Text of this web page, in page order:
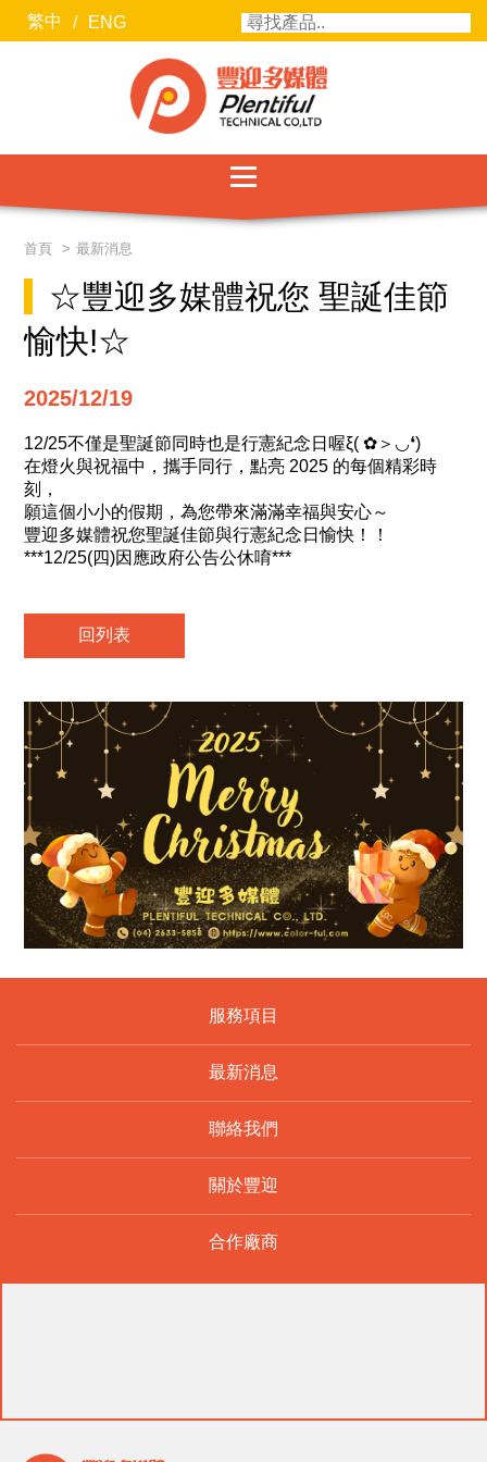
繁中 / ENG
服務項目
最新消息
合作廠商
首頁 最新消息
☆豐迎多媒體祝您 聖誕佳節
愉快!☆
2025/12/19
12/25不僅是聖誕節同時也是行憲紀念日喔ξ( ✿＞◡❛)
在燈火與祝福中，攜手同行，點亮 2025 的每個精彩時
刻，
願這個小小的假期，為您帶來滿滿幸福與安心～
豐迎多媒體祝您聖誕佳節與行憲紀念日愉快！！
***12/25(四)因應政府公告公休唷***
回列表
服務項目
最新消息
聯絡我們
關於豐迎
合作廠商